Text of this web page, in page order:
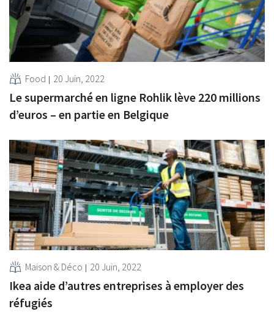
Food 20 Juin, 2022
Le supermarché en ligne Rohlik lève 220 millions
d’euros – en partie en Belgique
Maison & Déco 20 Juin, 2022
Ikea aide d’autres entreprises à employer des
réfugiés